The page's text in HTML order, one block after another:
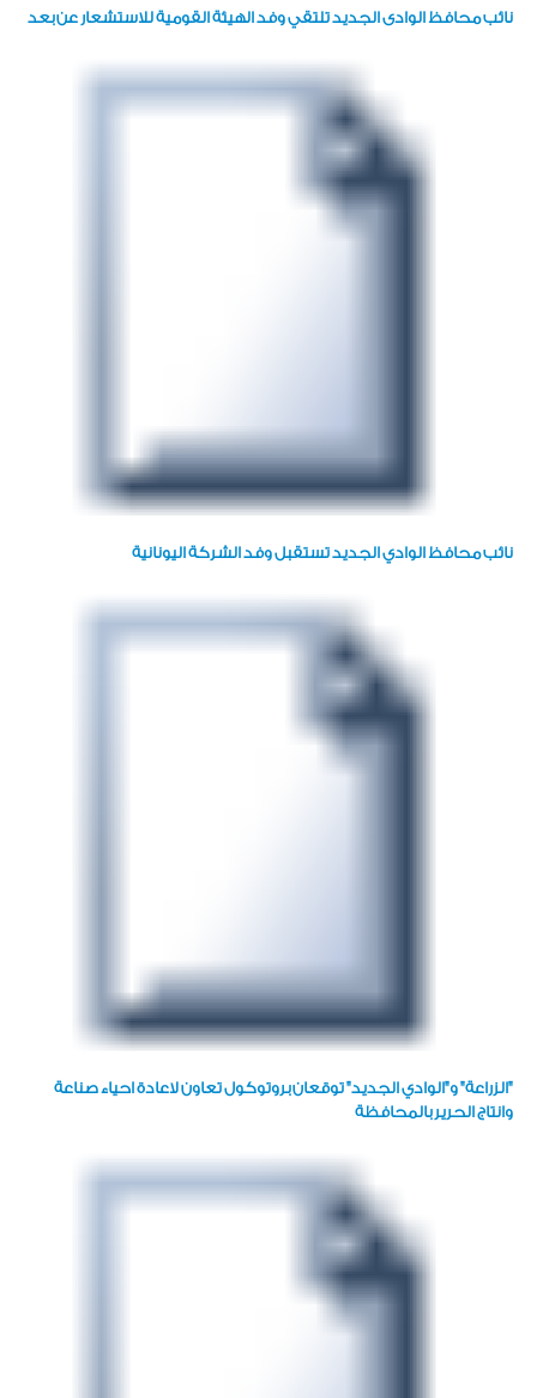
نائب محافظ الوادى الجديد تلتقي وفد الهيئة القومية للاستشعار عن بعد
نائب محافظ الوادي الجديد تستقبل وفد الشركة اليونانية
"الزراعة" و"الوادي الجديد" توقعان بروتوكول تعاون لاعادة احياء صناعة
وانتاج الحرير بالمحافظة